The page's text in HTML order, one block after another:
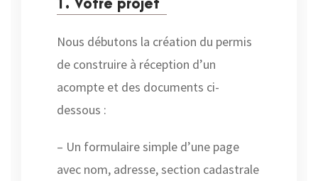
1. Votre projet
Nous débutons la création du permis
de construire à réception d’un
acompte et des documents ci-
dessous :
– Un formulaire simple d’une page
avec nom, adresse, section cadastrale